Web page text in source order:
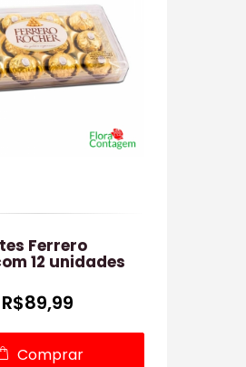
Ferrero
12 unidades
R$89,99
Comprar